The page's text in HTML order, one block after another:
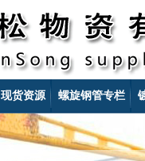
现货资源 螺旋钢管专栏